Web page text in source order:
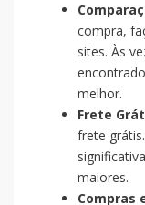
compra,
sites. Às
melhor.
Frete
frete
maiores.
Compras